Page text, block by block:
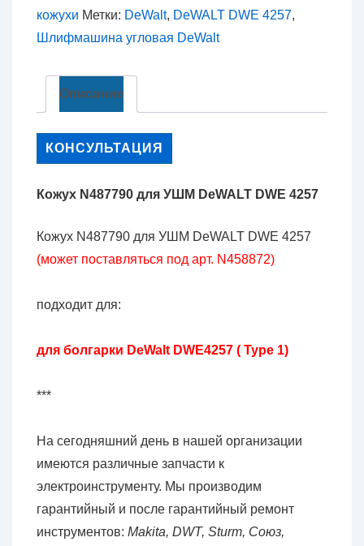
кожухи Метки: DeWalt, DeWALT DWE 4257,
Шлифмашина угловая DeWalt
Описание
КОНСУЛЬТАЦИЯ
Кожух N487790 для УШМ DeWALT DWE 4257
Кожух N487790 для УШМ DeWALT DWE 4257
(может поставляться под арт. N458872)
подходит для:
для болгарки DeWalt DWE4257 ( Type 1)
***
На сегодняшний день в нашей организации
имеются различные запчасти к
электроинструменту. Мы производим
гарантийный и после гарантийный ремонт
инструментов: Makita, DWT, Sturm, Союз,